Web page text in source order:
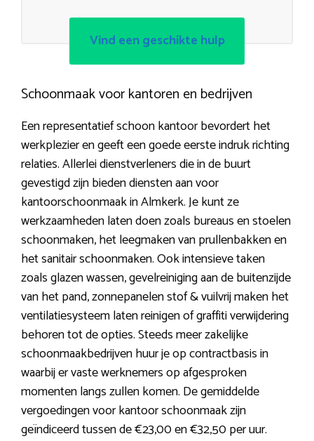
Vind een geschikte hulp
Schoonmaak voor kantoren en bedrijven
Een representatief schoon kantoor bevordert het
werkplezier en geeft een goede eerste indruk richting
relaties. Allerlei dienstverleners die in de buurt
gevestigd zijn bieden diensten aan voor
kantoorschoonmaak in Almkerk. Je kunt ze
werkzaamheden laten doen zoals bureaus en stoelen
schoonmaken, het leegmaken van prullenbakken en
het sanitair schoonmaken. Ook intensieve taken
zoals glazen wassen, gevelreiniging aan de buitenzijde
van het pand, zonnepanelen stof & vuilvrij maken het
ventilatiesysteem laten reinigen of graffiti verwijdering
behoren tot de opties. Steeds meer zakelijke
schoonmaakbedrijven huur je op contractbasis in
waarbij er vaste werknemers op afgesproken
momenten langs zullen komen. De gemiddelde
vergoedingen voor kantoor schoonmaak zijn
geïndiceerd tussen de €23,00 en €32,50 per uur.